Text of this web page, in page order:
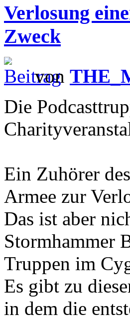
Verlosung
Zweck
von
Die
Ein Zuhörer
Armee zur
Das ist aber
Stormhammer
Truppen im
Es gibt zu
in dem die